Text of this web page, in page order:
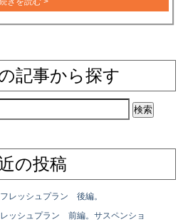
記事から探す
の投稿
レッシュプラン 後編。
シュプラン 前編。サスペンショ